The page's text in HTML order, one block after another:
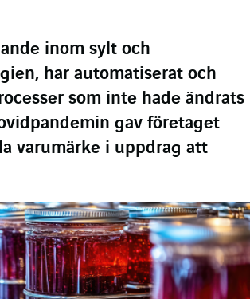
inom sylt och
har automatiserat och
som inte hade ändrats
gav företaget
varumärke i uppdrag att